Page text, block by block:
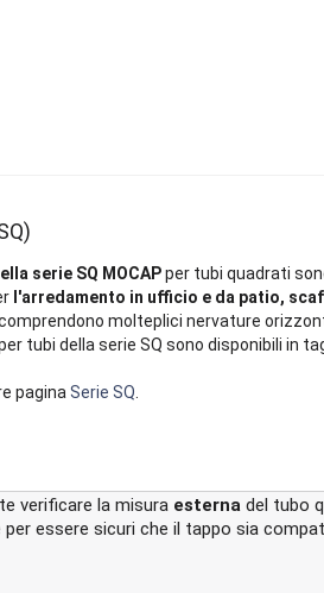
serie SQ MOCAPper tubi quadrati
l'arredamento in ufficio e da patio,
molteplici nervature
tubi della serie SQ sono disponibili in
paginaSerie SQ.
verificare la misura esternadel tubo
per essere sicuri che il tappo sia